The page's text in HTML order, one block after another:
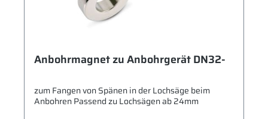
Anbohrmagnet zu Anbohrgerät DN32-
zum Fangen von Spänen in der Lochsäge beim
Anbohren Passend zu Lochsägen ab 24mm